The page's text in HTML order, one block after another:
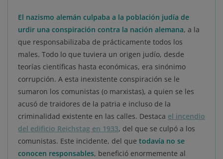
El nazismo alemán culpaba a la población judía de
urdir una conspiración contra la nación alemana, a la
que responsabilizaba de prácticamente todos los
males. Todo lo que tuviera un origen judío, desde
teorías científicas hasta económicas, era sinónimo
corrupción. A esta inexistente conspiración se le
sumaron los comunistas (o marxistas), a quien se les
acusó de traidores de la patria e incluso de la
criminalidad existente en las calles. Destaca el incendio
del edificio Reichstag en 1933, del que se culpó a los
comunistas. Este incidente, del que todavía no se
conocen responsables, benefició enormemente al